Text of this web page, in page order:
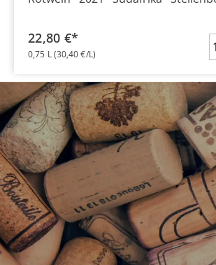
22,80 €*
0,75 L(30,40 €/L)